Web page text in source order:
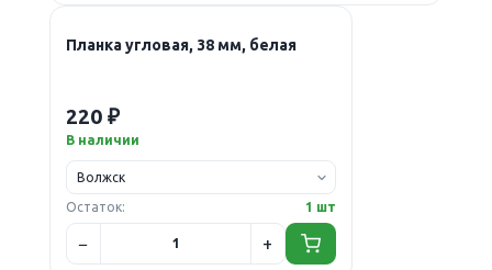
Планка угловая, 38 мм, белая
220 ₽
В наличии
Остаток: 1 шт